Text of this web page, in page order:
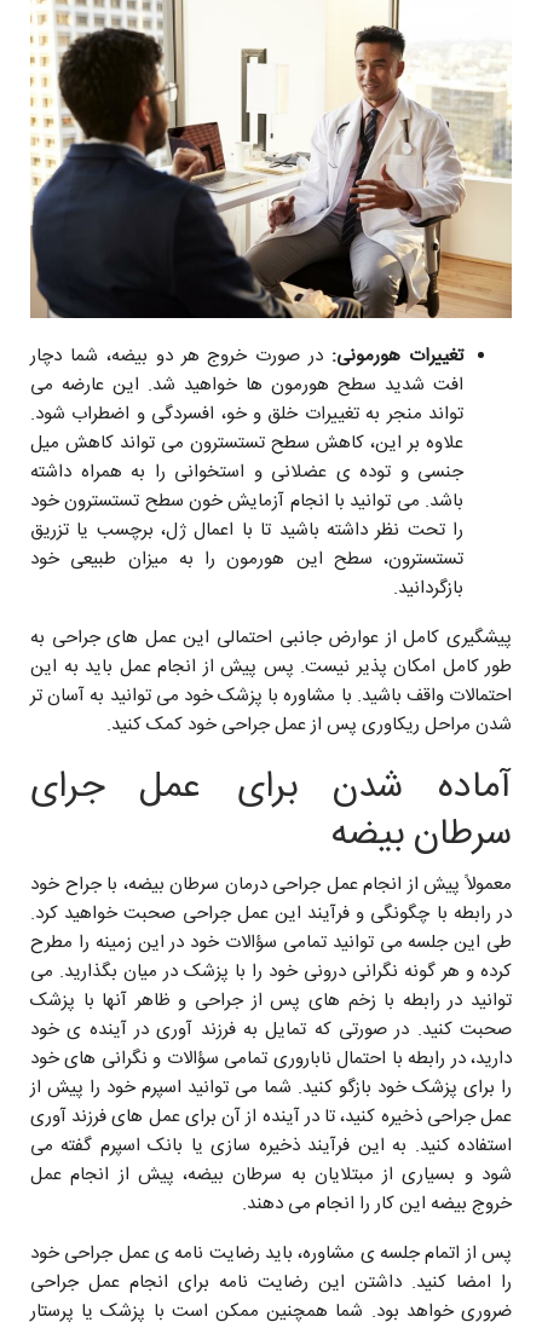
تغییرات هورمونی: در صورت خروج هر دو بیضه، شما دچار
افت شدید سطح هورمون ها خواهید شد. این عارضه می
تواند منجر به تغییرات خلق و خو، افسردگی و اضطراب شود.
علاوه بر این، کاهش سطح تستسترون می تواند کاهش میل
جنسی و توده ی عضلانی و استخوانی را به همراه داشته
باشد. می توانید با انجام آزمایش خون سطح تستسترون خود
را تحت نظر داشته باشید تا با اعمال ژل، برچسب یا تزریق
تستسترون، سطح این هورمون را به میزان طبیعی خود
بازگردانید.
پیشگیری کامل از عوارض جانبی احتمالی این عمل های جراحی به
طور کامل امکان پذیر نیست. پس پیش از انجام عمل باید به این
احتمالات واقف باشید. با مشاوره با پزشک خود می توانید به آسان تر
شدن مراحل ریکاوری پس از عمل جراحی خود کمک کنید.
آماده شدن برای عمل جرای
سرطان بیضه
معمولاً پیش از انجام عمل جراحی درمان سرطان بیضه، با جراح خود
در رابطه با چگونگی و فرآیند این عمل جراحی صحبت خواهید کرد.
طی این جلسه می توانید تمامی سؤالات خود در این زمینه را مطرح
کرده و هر گونه نگرانی درونی خود را با پزشک در میان بگذارید. می
توانید در رابطه با زخم های پس از جراحی و ظاهر آنها با پزشک
صحبت کنید. در صورتی که تمایل به فرزند آوری در آینده ی خود
دارید، در رابطه با احتمال ناباروری تمامی سؤالات و نگرانی های خود
را برای پزشک خود بازگو کنید. شما می توانید اسپرم خود را پیش از
عمل جراحی ذخیره کنید، تا در آینده از آن برای عمل های فرزند آوری
استفاده کنید. به این فرآیند ذخیره سازی یا بانک اسپرم گفته می
شود و بسیاری از مبتلایان به سرطان بیضه، پیش از انجام عمل
خروج بیضه این کار را انجام می دهند.
پس از اتمام جلسه ی مشاوره، باید رضایت نامه ی عمل جراحی خود
را امضا کنید. داشتن این رضایت نامه برای انجام عمل جراحی
ضروری خواهد بود. شما همچنين ممکن است با پزشک یا پرستار